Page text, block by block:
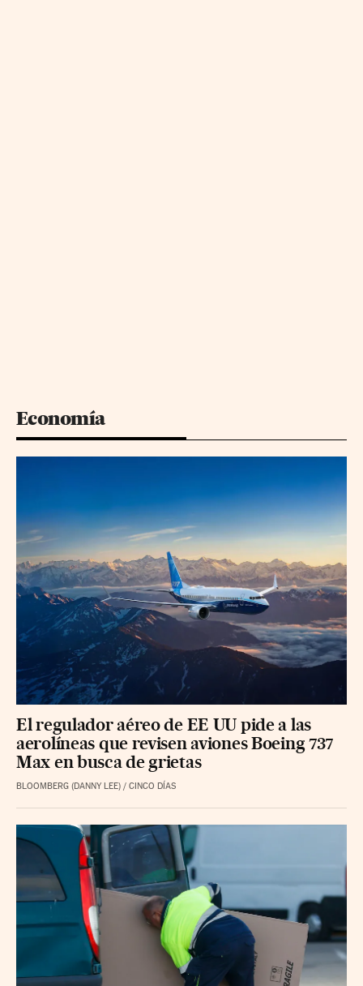
Economía
El regulador aéreo de EE UU pide a las
aerolíneas que revisen aviones Boeing 737
Max en busca de grietas
BLOOMBERG (DANNY LEE) / CINCO DÍAS